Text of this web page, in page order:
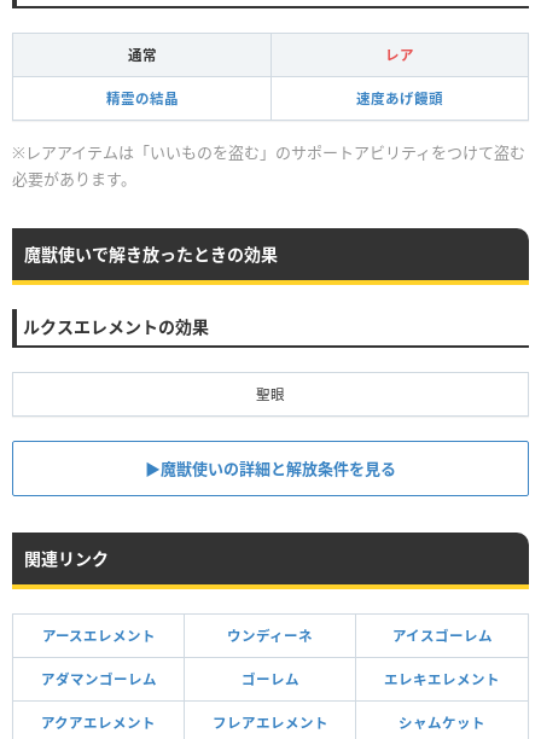
通常 レア
精霊の結晶 速度あげ饅頭
※レアアイテムは「いいものを盗む」のサポートアビリティをつけて盗む
必要があります。
魔獣使いで解き放ったときの効果
ルクスエレメントの効果
聖眼
▶魔獣使いの詳細と解放条件を見る
関連リンク
アースエレメント ウンディーネ アイスゴーレム
アダマンゴーレム ゴーレム エレキエレメント
アクアエレメント フレアエレメント シャムケット